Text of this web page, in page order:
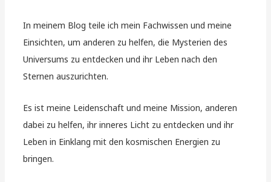
In meinem Blog teile ich mein Fachwissen und meine
Einsichten, um anderen zu helfen, die Mysterien des
Universums zu entdecken und ihr Leben nach den
Sternen auszurichten.
Es ist meine Leidenschaft und meine Mission, anderen
dabei zu helfen, ihr inneres Licht zu entdecken und ihr
Leben in Einklang mit den kosmischen Energien zu
bringen.